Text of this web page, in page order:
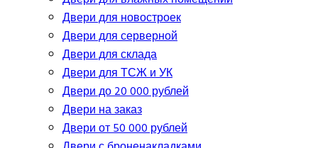
Двери для новостроек
Двери для серверной
Двери для склада
Двери для ТСЖ и УК
Двери до 20 000 рублей
Двери на заказ
Двери от 50 000 рублей